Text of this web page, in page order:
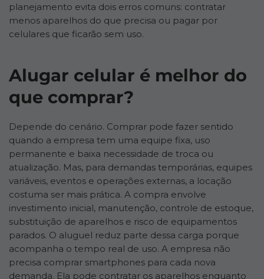
planejamento evita dois erros comuns: contratar
menos aparelhos do que precisa ou pagar por
celulares que ficarão sem uso.
Alugar celular é melhor do
que comprar?
Depende do cenário. Comprar pode fazer sentido
quando a empresa tem uma equipe fixa, uso
permanente e baixa necessidade de troca ou
atualização. Mas, para demandas temporárias, equipes
variáveis, eventos e operações externas, a locação
costuma ser mais prática. A compra envolve
investimento inicial, manutenção, controle de estoque,
substituição de aparelhos e risco de equipamentos
parados. O aluguel reduz parte dessa carga porque
acompanha o tempo real de uso. A empresa não
precisa comprar smartphones para cada nova
demanda. Ela pode contratar os aparelhos enquanto